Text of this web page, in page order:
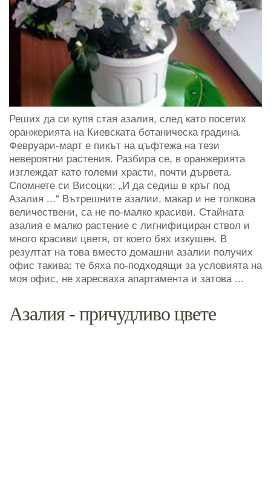
Реших да си купя стая азалия, след като посетих
оранжерията на Киевската ботаническа градина.
Февруари-март е пикът на цъфтежа на тези
невероятни растения. Разбира се, в оранжерията
изглеждат като големи храсти, почти дървета.
Спомнете си Висоцки: „И да седиш в кръг под
Азалия ...“ Вътрешните азалии, макар и не толкова
величествени, са не по-малко красиви. Стайната
азалия е малко растение с лигнифициран ствол и
много красиви цветя, от което бях изкушен. В
резултат на това вместо домашни азалии получих
офис такива: те бяха по-подходящи за условията на
моя офис, не харесваха апартамента и затова ...
Азалия - причудливо цвете